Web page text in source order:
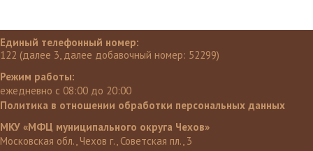
Единый телефонный номер:
122 (далее 3, далее добавочный номер: 52299)
Режим работы:
ежедневно с 08:00 до 20:00
Политика в отношении обработки персональных данных
МКУ «МФЦ муниципального округа Чехов»
Московская обл., Чехов г., Советская пл., 3